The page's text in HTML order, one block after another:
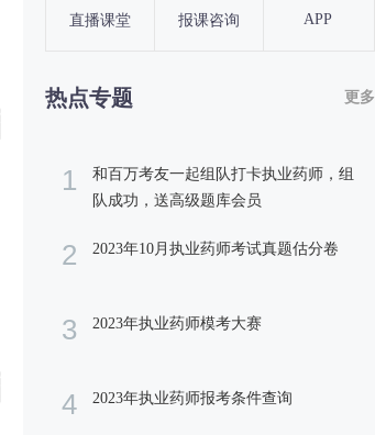
直播课堂 报课咨询 APP
热点专题 更多
1
和百万考友一起组队打卡执业药师，组
队成功，送高级题库会员
2 2023年10月执业药师考试真题估分卷
3 2023年执业药师模考大赛
4 2023年执业药师报考条件查询